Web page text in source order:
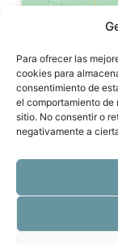
Para ofrecer las
cookies para
consentimiento de
el comportamiento
sitio. No consentir o
negativamente a
Centro clínico